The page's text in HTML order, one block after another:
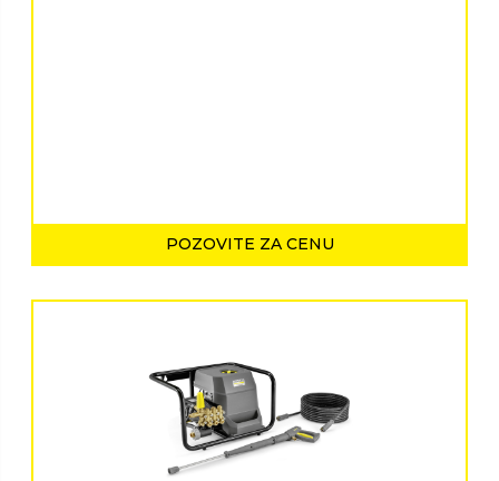
POZOVITE ZA CENU